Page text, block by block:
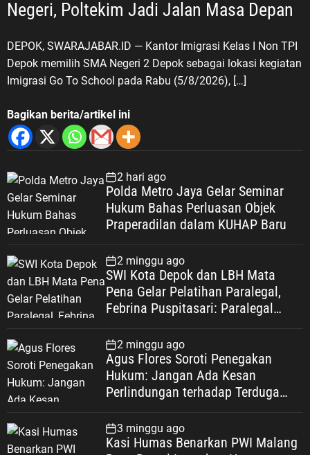
DEPOK, SWARAJABAR.ID — Kantor Imigrasi Kelas I Non TPI
Depok memilih SMA Negeri 2 Depok sebagai lokasi kegiatan
Imigrasi Go To School pada Rabu (5/8/2026), […]
Bagikan berita/artikel ini
2 hari ago
Polda Metro Jaya Gelar Seminar
Hukum Bahas Perluasan Objek
Praperadilan dalam KUHAP Baru
2 minggu ago
SWI Kota Depok dan LBH Mata
Pena Gelar Pelatihan Paralegal,
Febrina Puspitasari: Paralegal
Keadilan Warga Depok
2 minggu ago
Agus Flores Soroti Penegakan
Hukum: Jangan Ada Kesan
Perlindungan terhadap Terduga
Dipertaruhkan
3 minggu ago
Kasi Humas Benarkan PWI Malang